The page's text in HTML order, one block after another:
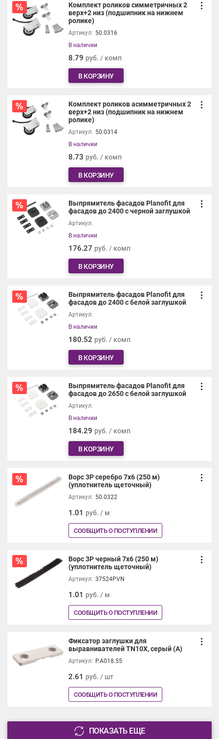
Комплект роликов симметричных 2
верх+2 низ (подшипник на нижнем
ролике)
Артикул: 50.0316
В наличии
8.79 руб. / комп
В КОРЗИНУ
Комплект роликов асимметричных 2
верх+2 низ (подшипник на нижнем
ролике)
Артикул: 50.0314
В наличии
8.73 руб. / комп
В КОРЗИНУ
Выпрямитель фасадов Planofit для
фасадов до 2400 с черной заглушкой
Артикул:
В наличии
176.27 руб. / комп
В КОРЗИНУ
Выпрямитель фасадов Planofit для
фасадов до 2400 с белой заглушкой
Артикул:
В наличии
180.52 руб. / комп
В КОРЗИНУ
Выпрямитель фасадов Planofit для
фасадов до 2650 с белой заглушкой
Артикул:
В наличии
184.29 руб. / комп
В КОРЗИНУ
Ворс 3Р серебро 7х6 (250 м)
(уплотнитель щеточный)
Артикул: 50.0322
1.01 руб. / м
СООБЩИТЬ О ПОСТУПЛЕНИИ
Ворс 3Р черный 7х6 (250 м)
(уплотнитель щеточный)
Артикул: 37524PVN
1.01 руб. / м
СООБЩИТЬ О ПОСТУПЛЕНИИ
Фиксатор заглушки для
выравнивателей TN10X, серый (А)
Артикул: P.A018.55
2.61 руб. / шт
СООБЩИТЬ О ПОСТУПЛЕНИИ
ПОКАЗАТЬ ЕЩЕ